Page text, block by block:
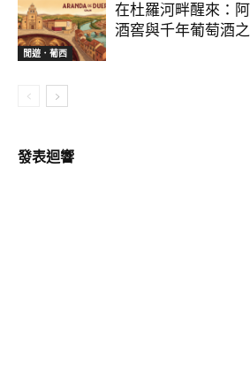
閒遊．葡西
在杜羅河畔醒來：
酒窖與千年葡萄酒
發表迴響